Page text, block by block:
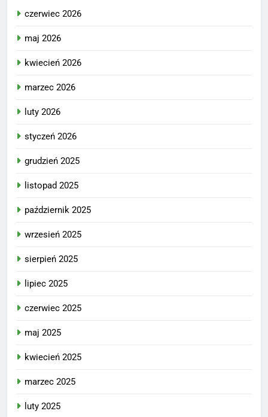
czerwiec 2026
maj 2026
kwiecień 2026
marzec 2026
luty 2026
styczeń 2026
grudzień 2025
listopad 2025
październik 2025
wrzesień 2025
sierpień 2025
lipiec 2025
czerwiec 2025
maj 2025
kwiecień 2025
marzec 2025
luty 2025